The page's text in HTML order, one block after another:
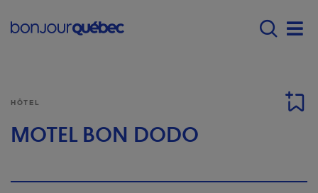
Main navigation -
HÔTEL
MOTEL BON DODO